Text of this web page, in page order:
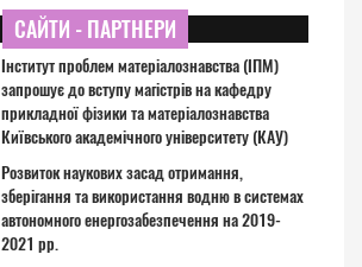
САЙТИ - ПАРТНЕРИ
Інститут проблем матеріалознавства (ІПМ)
запрошує до вступу магістрів на кафедру
прикладної фізики та матеріалознавства
Київського академічного університету (КАУ)
Розвиток наукових засад отримання,
зберігання та використання водню в системах
автономного енергозабезпечення на 2019-
2021 рр.